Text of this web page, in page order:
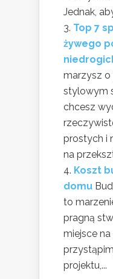
Jednak,
Top 7
żywego
marzysz
stylowym
chcesz
prostych i
na
Koszt
domu
to
pragną
miejsce na
projektu,...